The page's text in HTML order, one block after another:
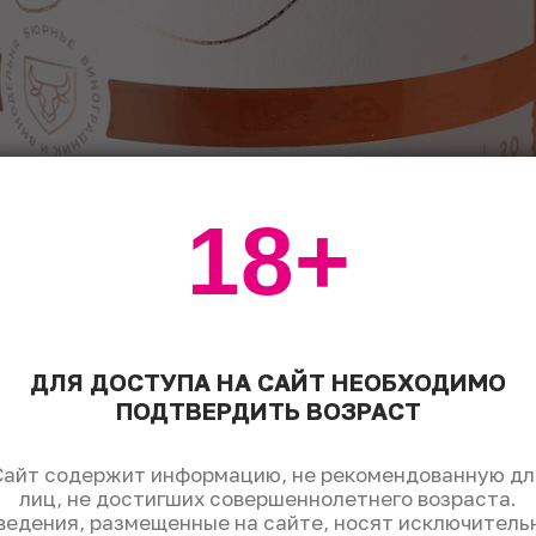
ДЛЯ ДОСТУПА НА САЙТ НЕОБХОДИМО
ПОДТВЕРДИТЬ ВОЗРАСТ
содержит информацию, не рекомендованную
лиц, не достигших совершеннолетнего возраста.
размещенные на сайте, носят
18+